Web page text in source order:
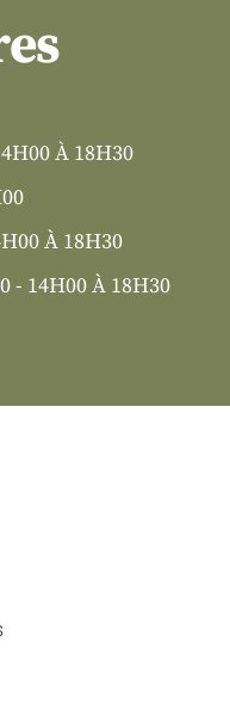
À 18H30
À 18H30
- 14H00 À 18H30